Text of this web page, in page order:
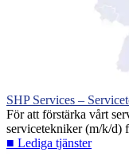
SHP Services –
För att förstärka vårt
servicetekniker (m/k/d)
■ Lediga tjänster